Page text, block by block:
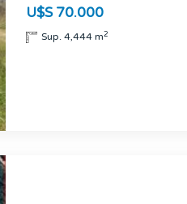
U$S 70.000
Sup. 4,444 m2